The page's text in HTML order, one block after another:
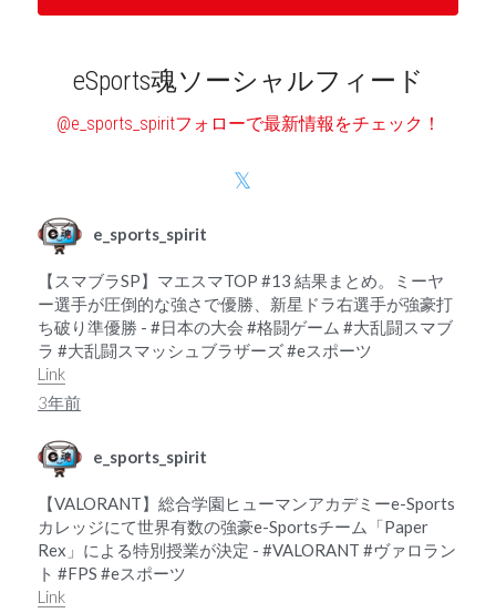
eSports魂ソーシャルフィード
@e_sports_spiritフォローで最新情報をチェック！
e_sports_spirit
【スマブラSP】マエスマTOP #13 結果まとめ。ミーヤ
ー選手が圧倒的な強さで優勝、新星ドラ右選手が強豪打
ち破り準優勝 - #日本の大会 #格闘ゲーム #大乱闘スマブ
ラ #大乱闘スマッシュブラザーズ #eスポーツ
Link
3年前
e_sports_spirit
【VALORANT】総合学園ヒューマンアカデミーe-Sports
カレッジにて世界有数の強豪e-Sportsチーム「Paper
Rex」による特別授業が決定 - #VALORANT #ヴァロラン
ト #FPS #eスポーツ
Link